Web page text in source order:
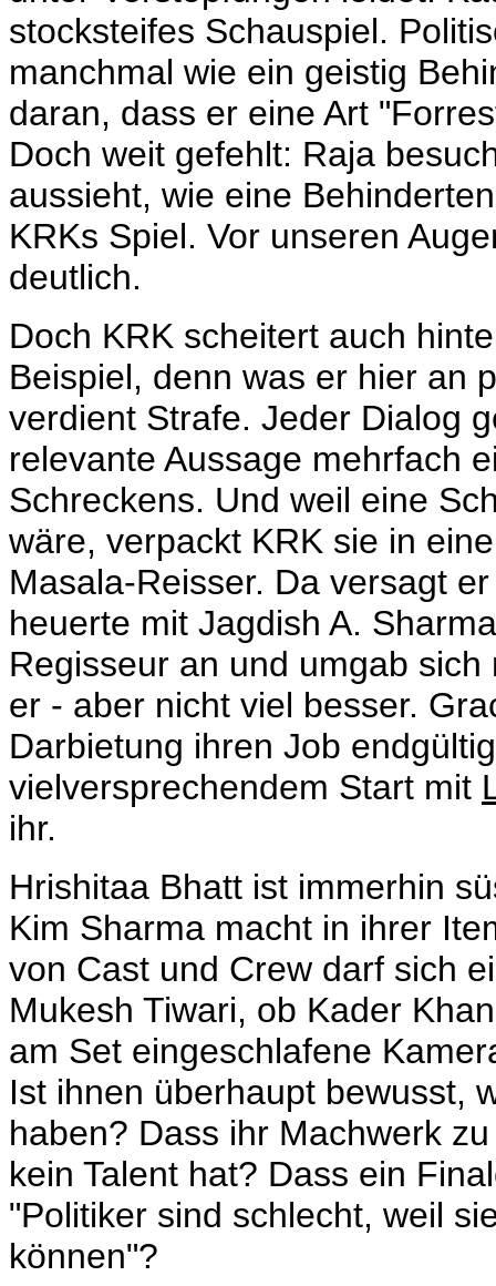
stocksteifes Schauspiel.
manchmal wie ein geistig
daran, dass er eine Art
Doch weit gefehlt: Raja
aussieht, wie eine
KRKs Spiel. Vor unseren
deutlich.
Doch KRK scheitert auch
Beispiel, denn was er hier an
verdient Strafe. Jeder Dialog
relevante Aussage mehrfach
Schreckens. Und weil eine
wäre, verpackt KRK sie in
Masala-Reisser. Da versagt
heuerte mit Jagdish A.
Regisseur an und umgab
er - aber nicht viel besser.
Darbietung ihren Job
vielversprechendem Start mit
ihr.
Hrishitaa Bhatt ist immerhin
Kim Sharma macht in ihrer
von Cast und Crew darf sich
Mukesh Tiwari, ob Kader
am Set eingeschlafene
Ist ihnen überhaupt bewusst,
haben? Dass ihr Machwerk
kein Talent hat? Dass ein
"Politiker sind schlecht, weil
können"?